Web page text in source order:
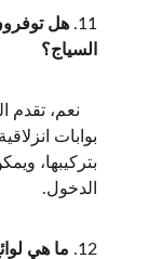
11. هل
السياج؟
نعم،
بوابات
بتركيبها،
الدخول.
12. ما هي